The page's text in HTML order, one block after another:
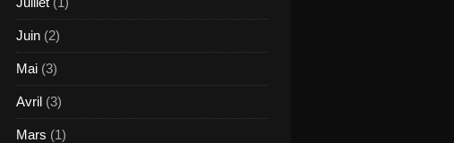
Juin (2)
Mai (3)
Avril (3)
Mars (1)